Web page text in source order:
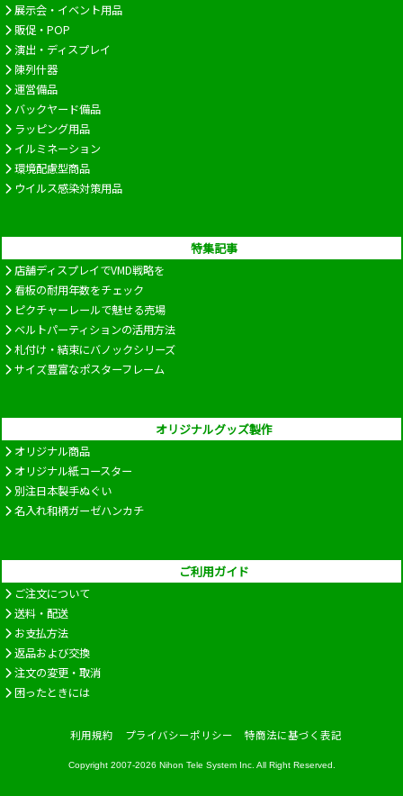
展示会・イベント用品
販促・POP
演出・ディスプレイ
陳列什器
運営備品
バックヤード備品
ラッピング用品
イルミネーション
環境配慮型商品
ウイルス感染対策用品
特集記事
店舗ディスプレイでVMD戦略を
看板の耐用年数をチェック
ピクチャーレールで魅せる売場
ベルトパーティションの活用方法
札付け・結束にバノックシリーズ
サイズ豊富なポスターフレーム
オリジナルグッズ製作
オリジナル商品
オリジナル紙コースター
別注日本製手ぬぐい
名入れ和柄ガーゼハンカチ
ご利用ガイド
ご注文について
送料・配送
お支払方法
返品および交換
注文の変更・取消
困ったときには
利用規約 プライバシーポリシー 特商法に基づく表記
Copyright 2007-2026 Nihon Tele System Inc. All Right Reserved.